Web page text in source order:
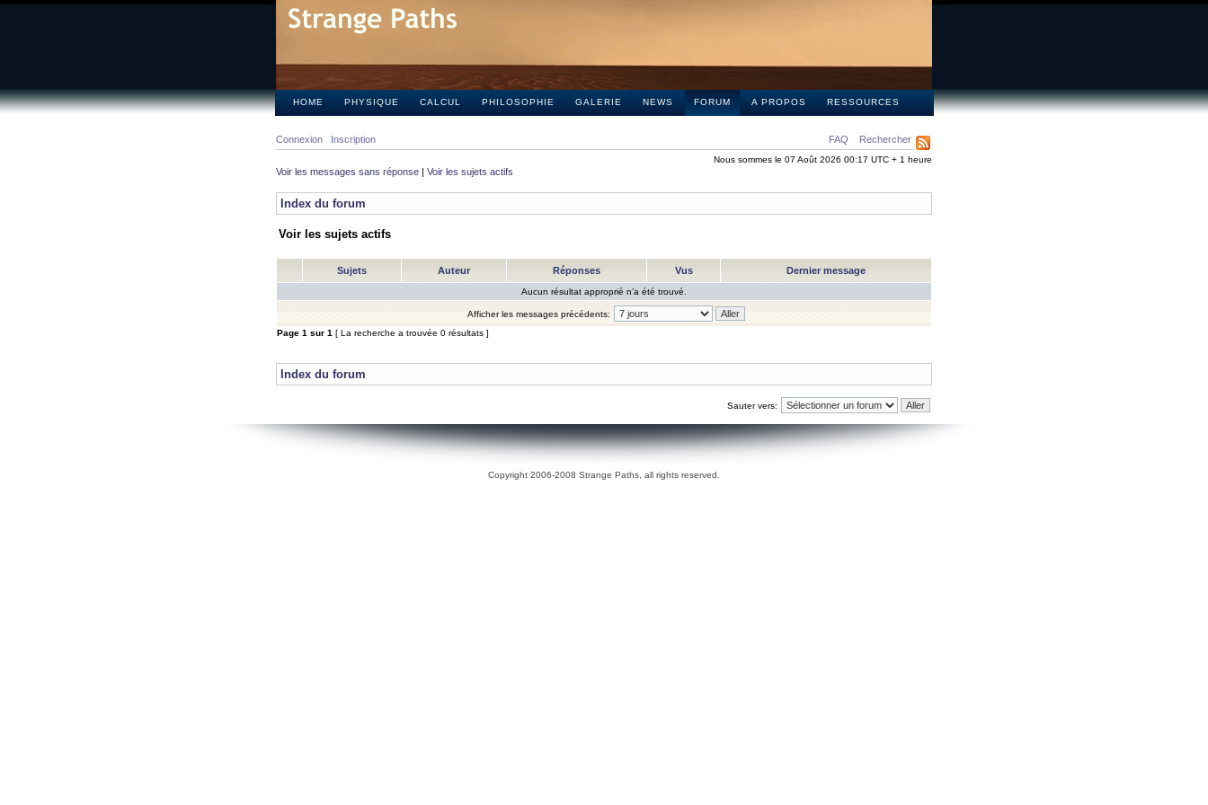
HOME PHYSIQUE CALCUL PHILOSOPHIE GALERIE NEWS FORUM A PROPOS RESSOURCES
FAQ Rechercher
Connexion Inscription
Nous sommes le 07 Août 2026 00:17 UTC + 1 heure
Voir les messages sans réponse | Voir les sujets actifs
Index du forum
Voir les sujets actifs
Sujets Auteur Réponses Vus Dernier message
Aucun résultat approprié n’a été trouvé.
Afficher les messages précédents:
Page 1 sur 1 [ La recherche a trouvée 0 résultats ]
Index du forum
Sauter vers:
Copyright 2006-2008 Strange Paths, all rights reserved.